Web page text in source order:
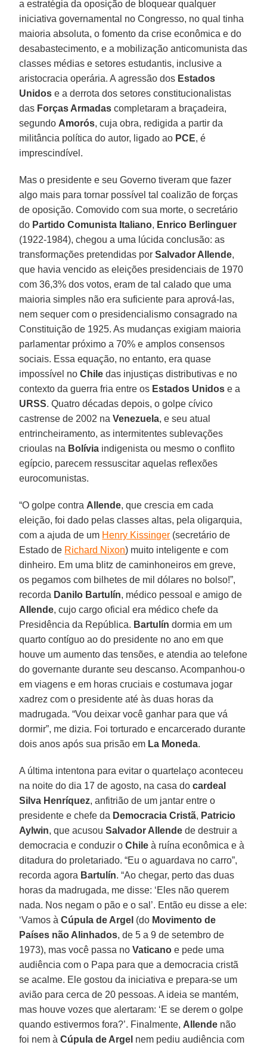
a estratégia da oposição de bloquear qualquer
iniciativa governamental no Congresso, no qual tinha
maioria absoluta, o fomento da crise econômica e do
desabastecimento, e a mobilização anticomunista das
classes médias e setores estudantis, inclusive a
aristocracia operária. A agressão dos Estados
Unidos e a derrota dos setores constitucionalistas
das Forças Armadas completaram a braçadeira,
segundo Amorós, cuja obra, redigida a partir da
militância política do autor, ligado ao PCE, é
imprescindível.
Mas o presidente e seu Governo tiveram que fazer
algo mais para tornar possível tal coalizão de forças
de oposição. Comovido com sua morte, o secretário
do Partido Comunista Italiano, Enrico Berlinguer
(1922-1984), chegou a uma lúcida conclusão: as
transformações pretendidas porSalvador Allende,
que havia vencido as eleições presidenciais de 1970
com 36,3% dos votos, eram de tal calado que uma
maioria simples não era suficiente para aprová-las,
nem sequer com o presidencialismo consagrado na
Constituição de 1925. As mudanças exigiam maioria
parlamentar próximo a 70% e amplos consensos
sociais. Essa equação, no entanto, era quase
impossível noChile das injustiças distributivas e no
contexto da guerra fria entre os Estados Unidos e a
URSS. Quatro décadas depois, o golpe cívico
castrense de 2002 naVenezuela, e seu atual
entrincheiramento, as intermitentes sublevações
crioulas na Bolívia indigenista ou mesmo o conflito
egípcio, parecem ressuscitar aquelas reflexões
eurocomunistas.
“O golpe contra Allende, que crescia em cada
eleição, foi dado pelas classes altas, pela oligarquia,
com a ajuda de um Henry Kissinger (secretário de
Estado de Richard Nixon) muito inteligente e com
dinheiro. Em uma blitz de caminhoneiros em greve,
os pegamos com bilhetes de mil dólares no bolso!”,
recorda Danilo Bartulín, médico pessoal e amigo de
Allende, cujo cargo oficial era médico chefe da
Presidência da República. Bartulín dormia em um
quarto contíguo ao do presidente no ano em que
houve um aumento das tensões, e atendia ao telefone
do governante durante seu descanso. Acompanhou-o
em viagens e em horas cruciais e costumava jogar
xadrez com o presidente até às duas horas da
madrugada. “Vou deixar você ganhar para que vá
dormir”, me dizia. Foi torturado e encarcerado durante
dois anos após sua prisão em La Moneda.
A última intentona para evitar o quartelaço aconteceu
na noite do dia 17 de agosto, na casa docardeal
Silva Henríquez, anfitrião de um jantar entre o
presidente e chefe da Democracia Cristã, Patricio
Aylwin, que acusouSalvador Allende de destruir a
democracia e conduzir oChile à ruína econômica e à
ditadura do proletariado. “Eu o aguardava no carro”,
recorda agora Bartulín. “Ao chegar, perto das duas
horas da madrugada, me disse: ‘Eles não querem
nada. Nos negam o pão e o sal’. Então eu disse a ele:
‘Vamos àCúpula de Argel (do Movimento de
Países não Alinhados, de 5 a 9 de setembro de
1973), mas você passa noVaticano e pede uma
audiência com o Papa para que a democracia cristã
se acalme. Ele gostou da iniciativa e prepara-se um
avião para cerca de 20 pessoas. A ideia se mantém,
mas houve vozes que alertaram: ‘E se derem o golpe
quando estivermos fora?’. Finalmente, Allende não
foi nem àCúpula de Argel nem pediu audiência com